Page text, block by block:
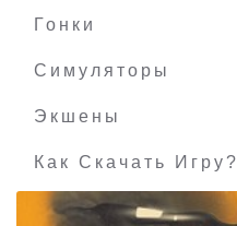
Гонки
Симуляторы
Экшены
Как Скачать Игру?